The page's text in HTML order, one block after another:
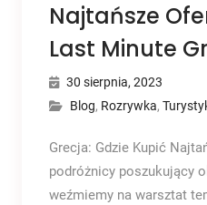
Najtańsze
Last Minute
30 sierpnia, 2023
Blog, Rozrywka,
Grecja: Gdzie Kupić
podróżnicy poszukujący
weźmiemy na warsztat